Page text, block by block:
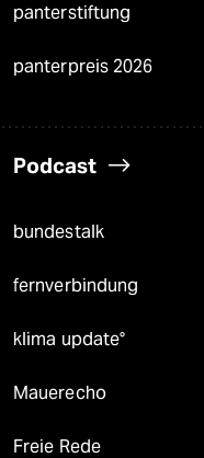
panterstiftung
panterpreis 2026
Podcast
bundestalk
fernverbindung
klima update°
Mauerecho
Freie Rede